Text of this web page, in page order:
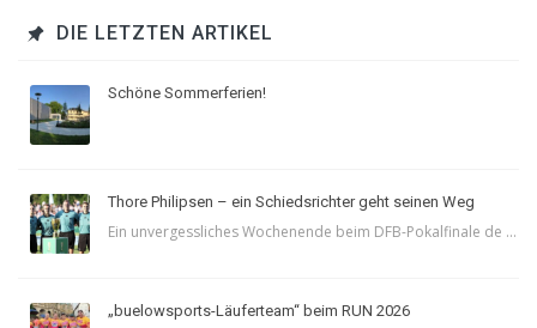
DIE LETZTEN ARTIKEL
Schöne Sommerferien!
Thore Philipsen – ein Schiedsrichter geht seinen Weg
Ein unvergessliches Wochenende beim DFB-Pokalfinale de ...
„buelowsports-Läuferteam“ beim RUN 2026